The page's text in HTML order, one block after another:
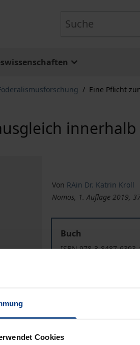
Cookies
/ Eine Pflicht
Von RAin Dr. Katrin Kroll
Nomos, 1. Auflage 2019,
Buch
ISBN 978-3-8487-
Preisangaben inkl.